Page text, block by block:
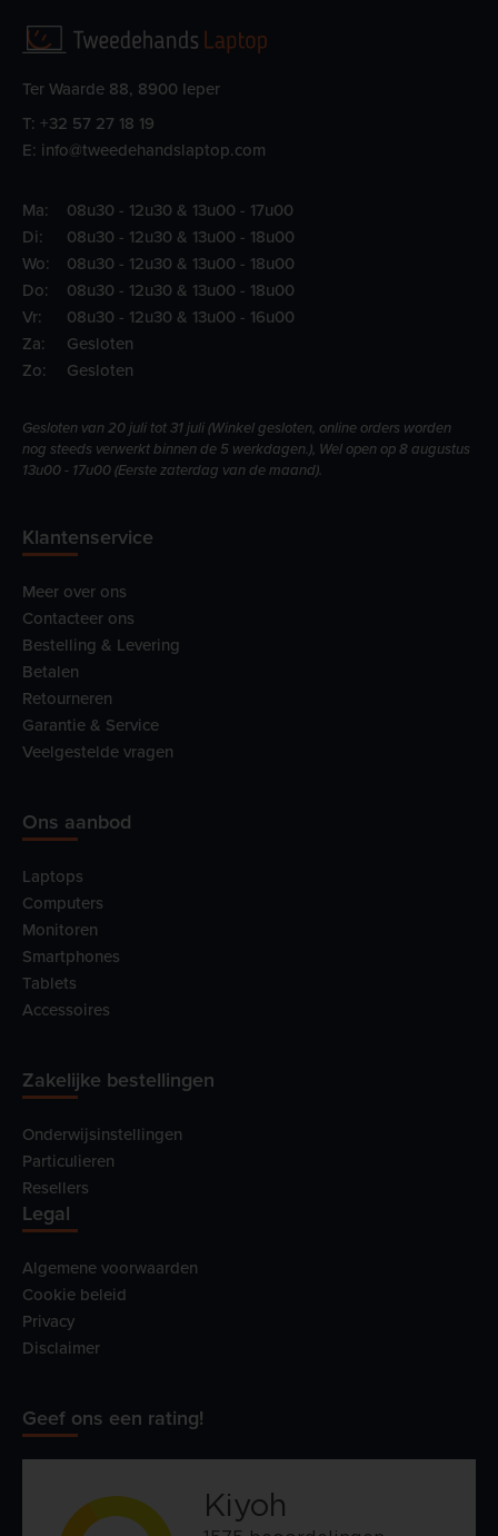
Ter Waarde 88, 8900 Ieper
T: +32 57 27 18 19
E: info@tweedehandslaptop.com
Ma:
08u30 - 12u30 & 13u00 - 17u00
Di:
08u30 - 12u30 & 13u00 - 18u00
Wo:
08u30 - 12u30 & 13u00 - 18u00
Do:
08u30 - 12u30 & 13u00 - 18u00
Vr:
08u30 - 12u30 & 13u00 - 16u00
Za:
Gesloten
Zo:
Gesloten
Gesloten van 20 juli tot 31 juli (Winkel gesloten, online orders worden
nog steeds verwerkt binnen de 5 werkdagen.), Wel open op 8 augustus
13u00 - 17u00 (Eerste zaterdag van de maand).
Klantenservice
Meer over ons
Contacteer ons
Bestelling & Levering
Betalen
Retourneren
Garantie & Service
Veelgestelde vragen
Ons aanbod
Laptops
Computers
Monitoren
Smartphones
Tablets
Accessoires
Zakelijke bestellingen
Onderwijsinstellingen
Particulieren
Resellers
Legal
Algemene voorwaarden
Cookie beleid
Privacy
Disclaimer
Geef ons een rating!